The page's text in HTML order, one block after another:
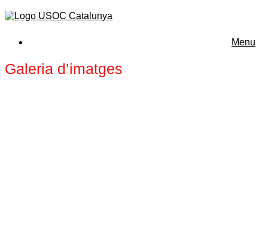
Menu
Galeria d’imatges